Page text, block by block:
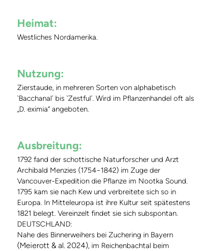
Heimat:
Westliches Nordamerika.
Nutzung:
Zierstaude, in mehreren Sorten von alphabetisch
`Bacchanal´ bis `Zestful´. Wird im Pflanzenhandel oft als
„D. eximia“ angeboten.
Ausbreitung:
1792 fand der schottische Naturforscher und Arzt
Archibald Menzies (1754−1842) im Zuge der
Vancouver-Expedition die Pflanze im Nootka Sound.
1795 kam sie nach Kew und verbreitete sich so in
Europa. In Mitteleuropa ist ihre Kultur seit spätestens
1821 belegt. Vereinzelt findet sie sich subspontan.
DEUTSCHLAND:
Nahe des Binnerweihers bei Zuchering in Bayern
(Meierott & al. 2024), im Reichenbachtal beim